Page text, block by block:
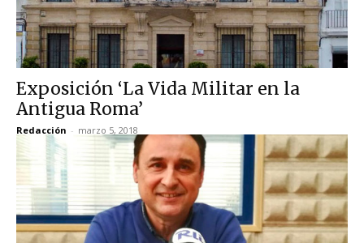
Exposición ‘La Vida Militar en la
Antigua Roma’
Redacción - marzo 5, 2018